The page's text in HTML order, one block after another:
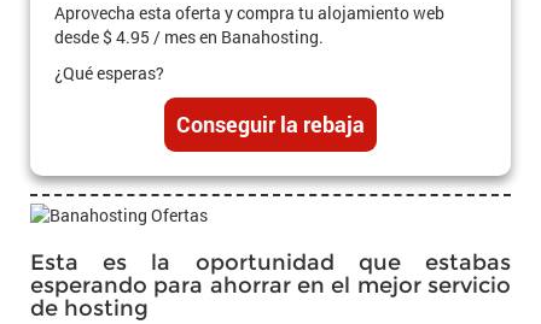
Aprovecha esta oferta y compra tu alojamiento web
desde $ 4.95 / mes en Banahosting.
¿Qué esperas?
Conseguir la rebaja
Esta es la oportunidad que estabas
esperando para ahorrar en el mejor servicio
de hosting